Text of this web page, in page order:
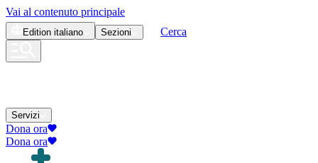
Vai al contenuto principale
Edition italiano Sezioni Cerca
Servizi
Dona ora
Dona ora